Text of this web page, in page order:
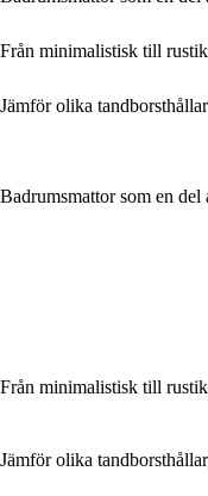
Från minimalistisk till
Jämför olika
Badrumsmattor som en
Från minimalistisk till
Jämför olika